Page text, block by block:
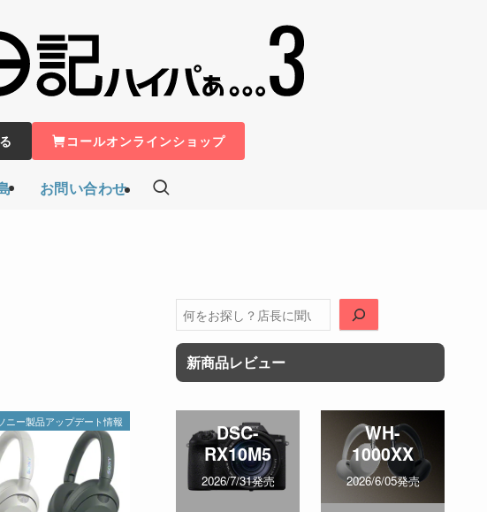
お問い合わせ
コールオンラインショップ
ニー製品アップデート情報
検
索
新商品レビュー
DSC-
RX10M5
2026/7/31発売
WH-
1000XX
2026/6/05発売